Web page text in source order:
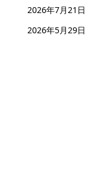
2026年7月21日
2026年5月29日